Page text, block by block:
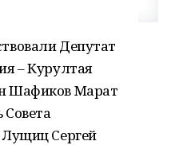
Депутат
– Курултая
Шафиков Марат
Сергей